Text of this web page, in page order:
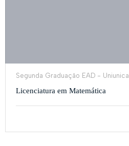
Segunda Graduação EAD - Uniunica
Licenciatura em Matemática